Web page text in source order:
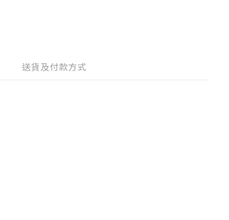
送貨及付款方式